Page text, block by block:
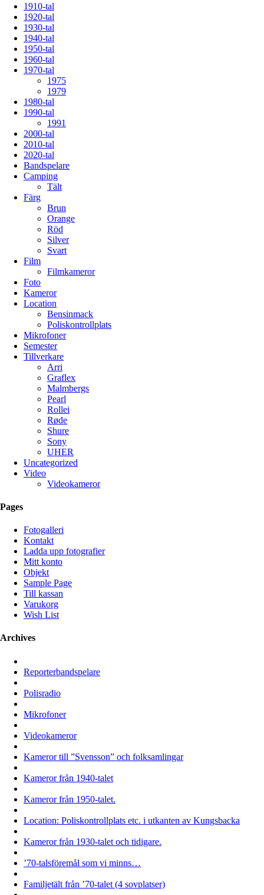
1910-tal
1920-tal
1930-tal
1940-tal
1950-tal
1960-tal
1970-tal
1975
1979
1980-tal
1990-tal
1991
2000-tal
2010-tal
2020-tal
Bandspelare
Camping
Tält
Färg
Brun
Orange
Röd
Silver
Svart
Film
Filmkameror
Foto
Kameror
Location
Bensinmack
Poliskontrollplats
Mikrofoner
Semester
Tillverkare
Arri
Graflex
Malmbergs
Pearl
Rollei
Røde
Shure
Sony
UHER
Uncategorized
Video
Videokameror
Pages
Fotogalleri
Kontakt
Ladda upp fotografier
Mitt konto
Objekt
Sample Page
Till kassan
Varukorg
Wish List
Archives
Reporterbandspelare
Polisradio
Mikrofoner
Videokameror
Kameror till ”Svensson” och folksamlingar
Kameror från 1940-talet
Kameror från 1950-talet.
Location: Poliskontrollplats etc. i utkanten av Kungsbacka
Kameror från 1930-talet och tidigare.
’70-talsföremål som vi minns…
Familjetält från ’70-talet (4 sovplatser)